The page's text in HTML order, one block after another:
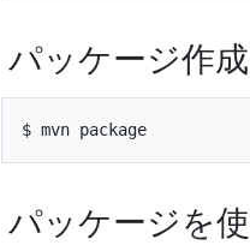
パッケージ作成
パッケージを